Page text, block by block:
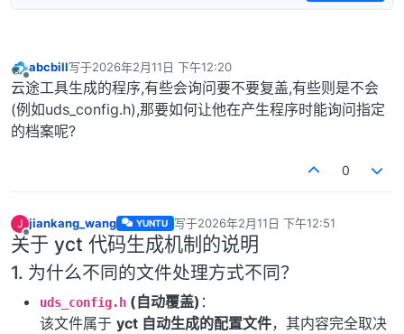
离线
abcbill写于2026年2月11日 下午12:20
最后由 编辑
云途工具生成的程序,有些会询问要不要复盖,有些则是不会
(例如uds_config.h),那要如何让他在产生程序时能询问指定
的档案呢?
0
J
离线
jiankang_wang YUNTU 写于2026年2月11日 下午12:51
最后由 编辑
关于 yct 代码生成机制的说明
1. 为什么不同的文件处理方式不同？
uds_config.h (自动覆盖) ：
该文件属于 yct 自动生成的配置文件，其内容完全取决